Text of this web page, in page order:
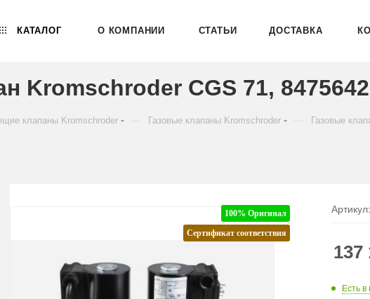
КАТАЛОГ О КОМПАНИИ СТАТЬИ ДОСТАВКА
Kromschroder CGS 71,
клапаны Kromschroder Газовые клапаны Kromschroder Газовые
100% Оригинал
Сертификат соответствия
Артикул:
137
Есть в